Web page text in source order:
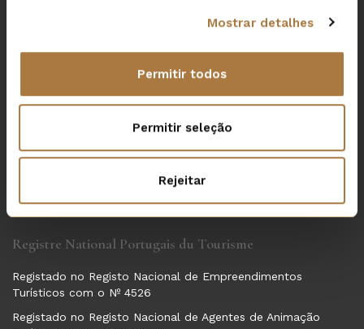
Mostrar detalhes
Permitir todos
Permitir seleção
Rejeitar
Blog
Registre National Portugais du Tourisme
Registado no Registo Nacional de Empreendimentos
Turísticos com o Nº 4526
Registado no Registo Nacional de Agentes de Animação